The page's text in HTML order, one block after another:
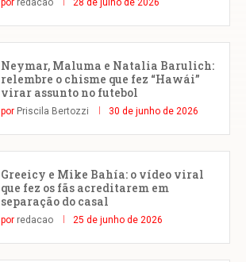
por redacao 28 de julho de 2026
Neymar, Maluma e Natalia Barulich:
relembre o chisme que fez “Hawái”
virar assunto no futebol
por Priscila Bertozzi 30 de junho de 2026
Greeicy e Mike Bahía: o vídeo viral
que fez os fãs acreditarem em
separação do casal
por redacao 25 de junho de 2026